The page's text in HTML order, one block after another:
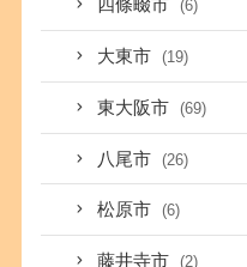
四條畷市 (6)
大東市 (19)
東大阪市 (69)
八尾市 (26)
松原市 (6)
藤井寺市 (2)